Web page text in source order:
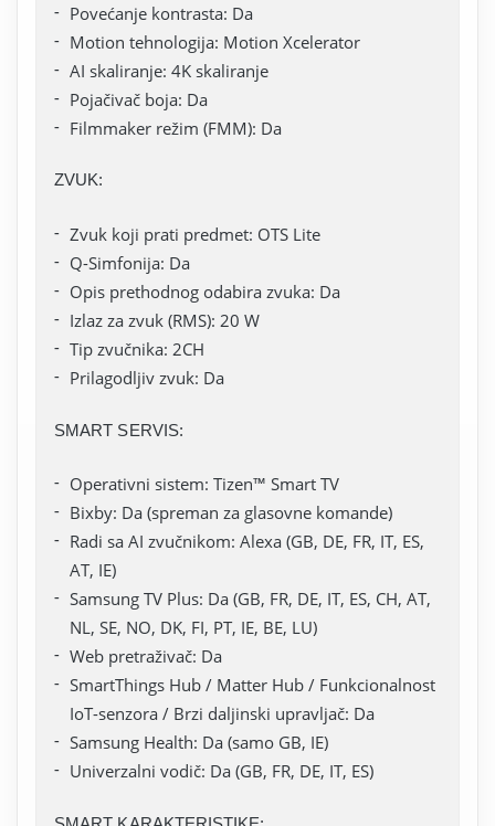
Povećanje kontrasta: Da
Motion tehnologija: Motion Xcelerator
AI skaliranje: 4K skaliranje
Pojačivač boja: Da
Filmmaker režim (FMM): Da
ZVUK:
Zvuk koji prati predmet: OTS Lite
Q-Simfonija: Da
Opis prethodnog odabira zvuka: Da
Izlaz za zvuk (RMS): 20 W
Tip zvučnika: 2CH
Prilagodljiv zvuk: Da
SMART SERVIS:
Operativni sistem: Tizen™ Smart TV
Bixby: Da (spreman za glasovne komande)
Radi sa AI zvučnikom: Alexa (GB, DE, FR, IT, ES,
AT, IE)
Samsung TV Plus: Da (GB, FR, DE, IT, ES, CH, AT,
NL, SE, NO, DK, FI, PT, IE, BE, LU)
Web pretraživač: Da
SmartThings Hub / Matter Hub / Funkcionalnost
IoT-senzora / Brzi daljinski upravljač: Da
Samsung Health: Da (samo GB, IE)
Univerzalni vodič: Da (GB, FR, DE, IT, ES)